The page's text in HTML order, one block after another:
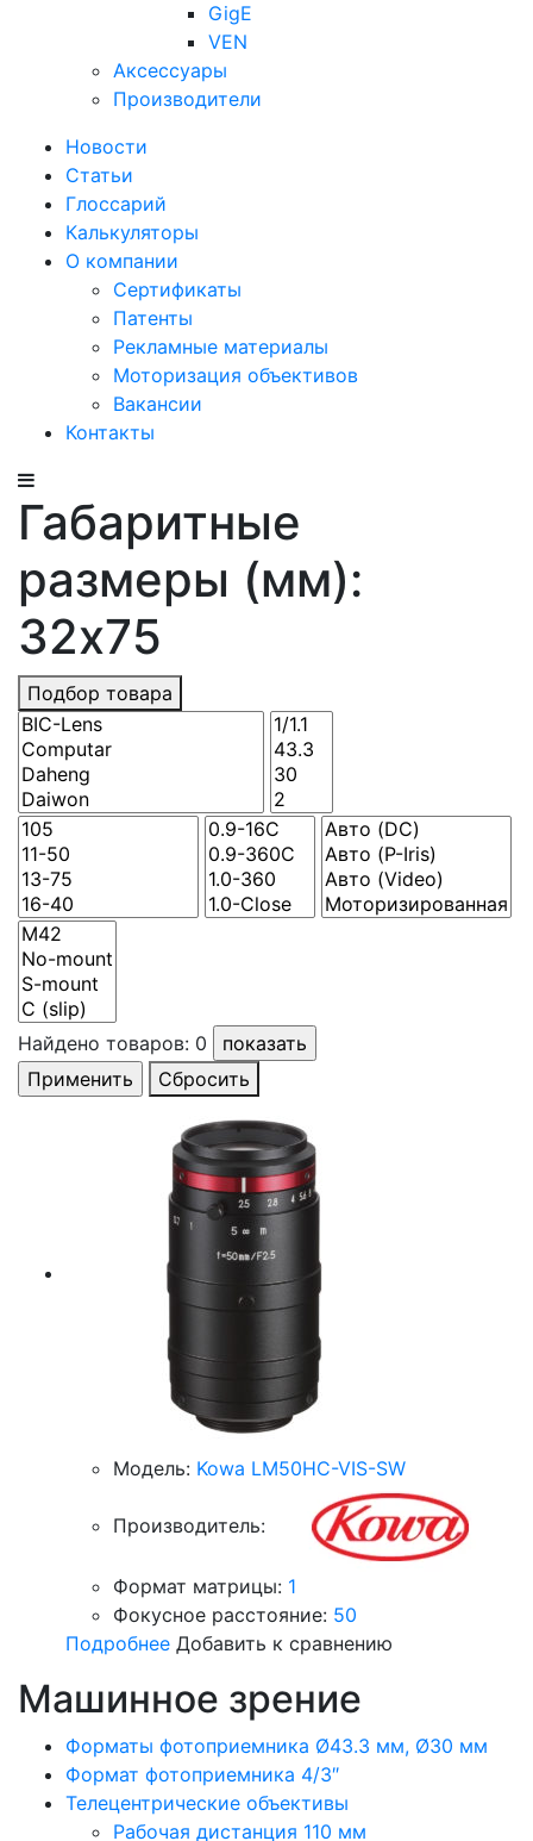
GigE
VEN
Аксессуары
Производители
Новости
Статьи
Глоссарий
Калькуляторы
О компании
Сертификаты
Патенты
Рекламные материалы
Моторизация объективов
Вакансии
Контакты
Габаритные
размеры (мм):
32x75
Подбор товара
Найдено товаров: 0
Сбросить
Модель: Kowa LM50HC-VIS-SW
Производитель:
Формат матрицы: 1
Фокусное расстояние: 50
Подробнее Добавить к сравнению
Машинное зрение
Форматы фотоприемника Ø43.3 мм, Ø30 мм
Формат фотоприемника 4/3″
Телецентрические объективы
Рабочая дистанция 110 мм